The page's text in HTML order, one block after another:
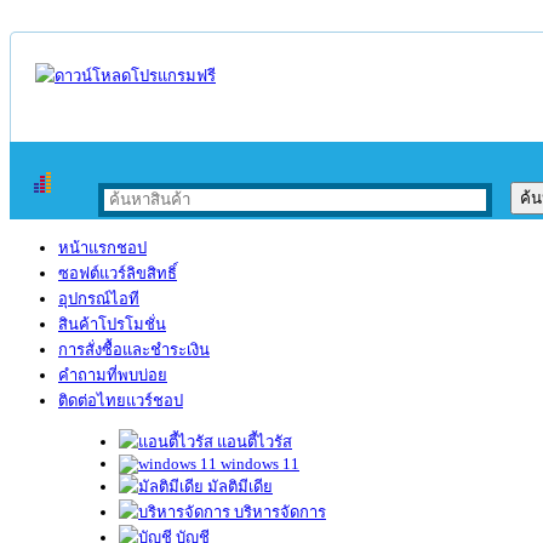
หน้าแรกชอป
ซอฟต์แวร์ลิขสิทธิ์
อุปกรณ์ไอที
สินค้าโปรโมชั่น
การสั่งซื้อและชำระเงิน
คำถามที่พบบ่อย
ติดต่อไทยแวร์ชอป
แอนตี้ไวรัส
windows 11
มัลติมีเดีย
บริหารจัดการ
บัญชี